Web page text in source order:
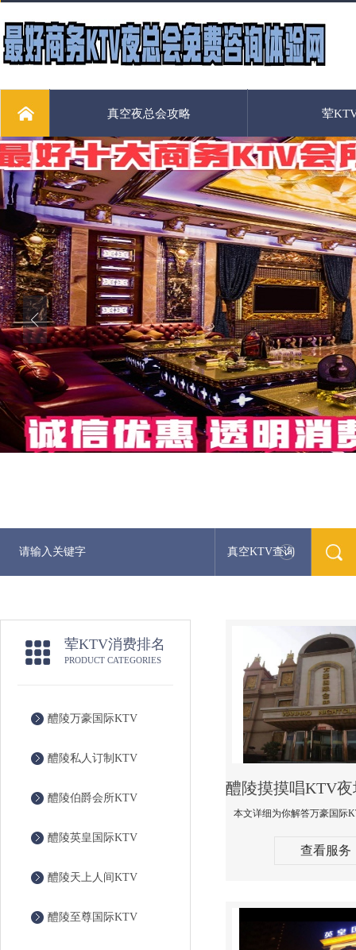
真空夜总会攻略 荤
真空KTV查询
荤KTV消费排名
PRODUCT CATEGORIES
醴陵万豪国际KTV
醴陵私人订制KTV
醴陵伯爵会所KTV
醴陵英皇国际KTV
醴陵天上人间KTV
醴陵至尊国际KTV
查看服务